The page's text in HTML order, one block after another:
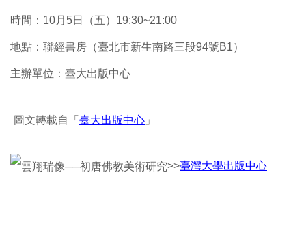
時間：10月5日（五）19:30~21:00
地點：聯經書房（臺北市新生南路三段94號B1）
主辦單位：臺大出版中心
圖文轉載自「 臺大出版中心 」
>>臺灣大學出版中心